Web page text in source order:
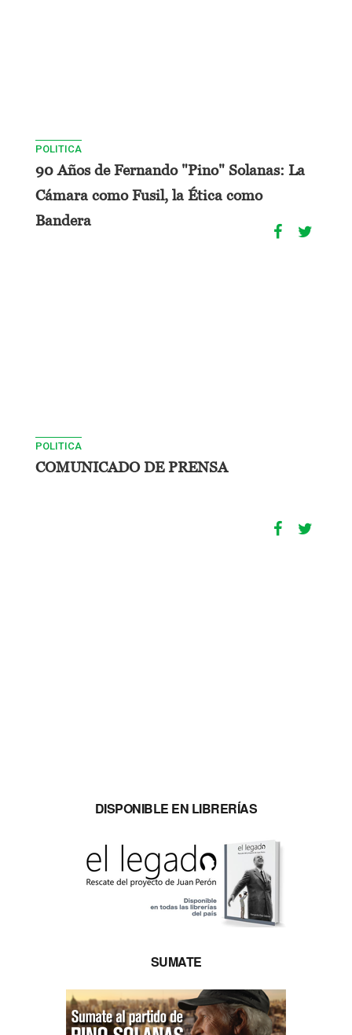
POLITICA
90 Años de Fernando "Pino" Solanas: La
Cámara como Fusil, la Ética como
Bandera
POLITICA
COMUNICADO DE PRENSA
DISPONIBLE EN LIBRERÍAS
SUMATE